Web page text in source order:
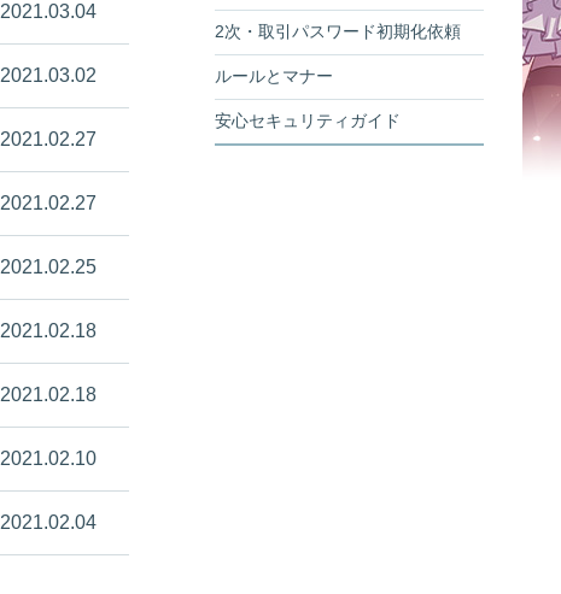
2021.03.04
2021.03.02
2021.02.27
2021.02.27
2021.02.25
2021.02.18
2021.02.18
2021.02.10
2021.02.04
2次・取引パスワード初期化依頼
ルールとマナー
安心セキュリティガイド